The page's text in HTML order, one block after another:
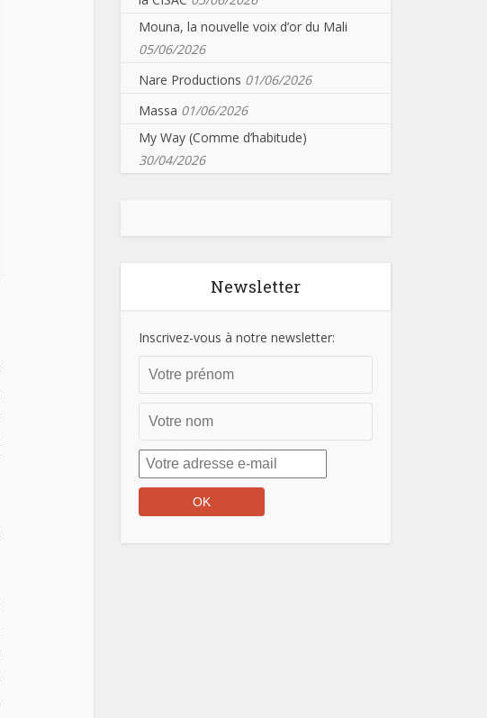
Mouna, la nouvelle voix d’or du Mali
05/06/2026
Nare Productions 01/06/2026
Massa 01/06/2026
My Way (Comme d’habitude)
30/04/2026
Newsletter
Inscrivez-vous à notre newsletter: